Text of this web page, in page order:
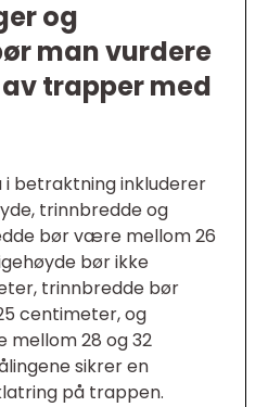
og
man vurdere
trapper med
i betraktning inkluderer
trinnbredde og
bør være mellom 26
bør ikke
trinnbredde bør
centimeter, og
28 og 32
sikrer en
på trappen.